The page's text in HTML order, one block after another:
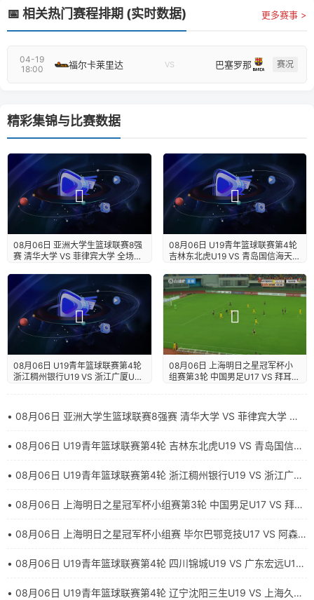
📅 相关热门赛程排期 (实时数据) 更多赛事 >
04-19
18:00
福尔卡莱里达 VS 巴塞罗那 赛况
精彩集锦与比赛数据
08月06日 亚洲大学生篮球联赛8强
赛 清华大学 VS 菲律宾大学 全场录
08月06日 U19青年篮球联赛第4轮
吉林东北虎U19 VS 青岛国信海天
08月06日 U19青年篮球联赛第4轮
浙江稠州银行U19 VS 浙江广厦U19
08月06日 上海明日之星冠军杯小
组赛第3轮 中国男足U17 VS 拜耳
• 08月06日 亚洲大学生篮球联赛8强赛 清华大学 VS 菲律宾大学 全
• 08月06日 U19青年篮球联赛第4轮 吉林东北虎U19 VS 青岛国信海
• 08月06日 U19青年篮球联赛第4轮 浙江稠州银行U19 VS 浙江广厦
• 08月06日 上海明日之星冠军杯小组赛第3轮 中国男足U17 VS 拜耳
• 08月06日 上海明日之星冠军杯小组赛 毕尔巴鄂竞技U17 VS 阿森
• 08月06日 U19青年篮球联赛第4轮 四川锦城U19 VS 广东宏远U19
• 08月06日 U19青年篮球联赛第4轮 辽宁沈阳三生U19 VS 上海久事